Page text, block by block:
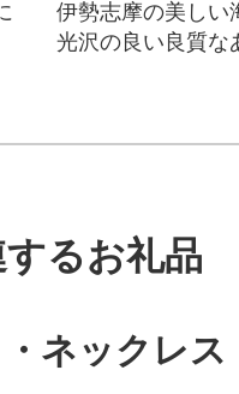
伊勢志摩の美しい
光沢の良い良質な
るお礼品
ネックレス